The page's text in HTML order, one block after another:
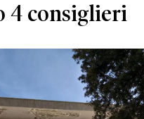
4 consiglieri